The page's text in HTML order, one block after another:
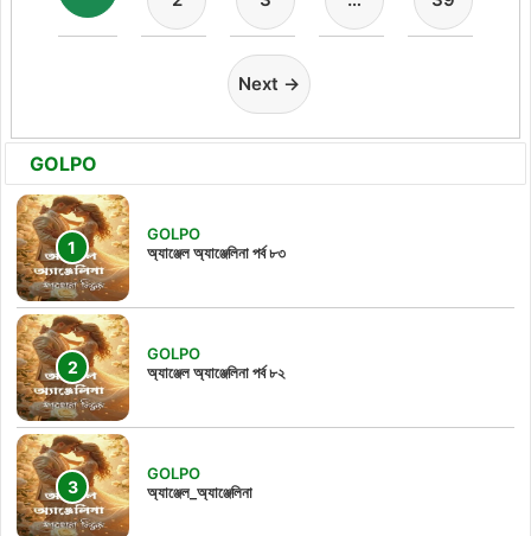
Next →
GOLPO
GOLPO
অ্যাঞ্জেল অ্যাঞ্জেলিনা পর্ব ৮৩
GOLPO
অ্যাঞ্জেল অ্যাঞ্জেলিনা পর্ব ৮২
GOLPO
অ্যাঞ্জেল_অ্যাঞ্জেলিনা